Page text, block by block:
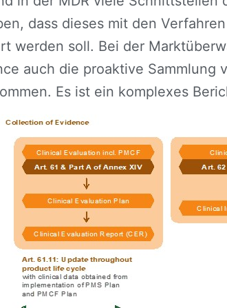
dass dieses mit den
werden soll. Bei der
auch die proaktive Sammlung
Es ist ein komplexes